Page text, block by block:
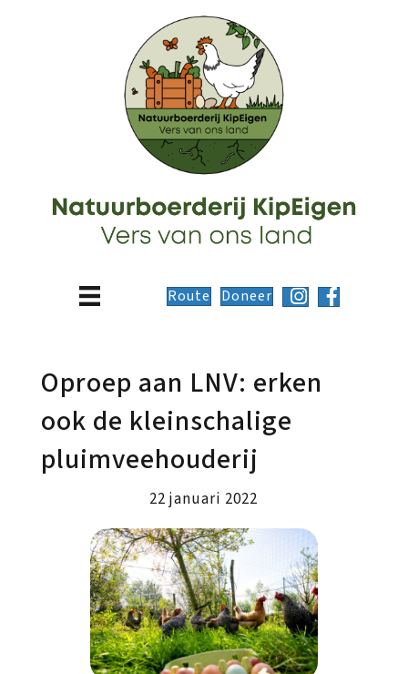
Route Doneer
Oproep aan LNV: erken
ook de kleinschalige
pluimveehouderij
22 januari 2022